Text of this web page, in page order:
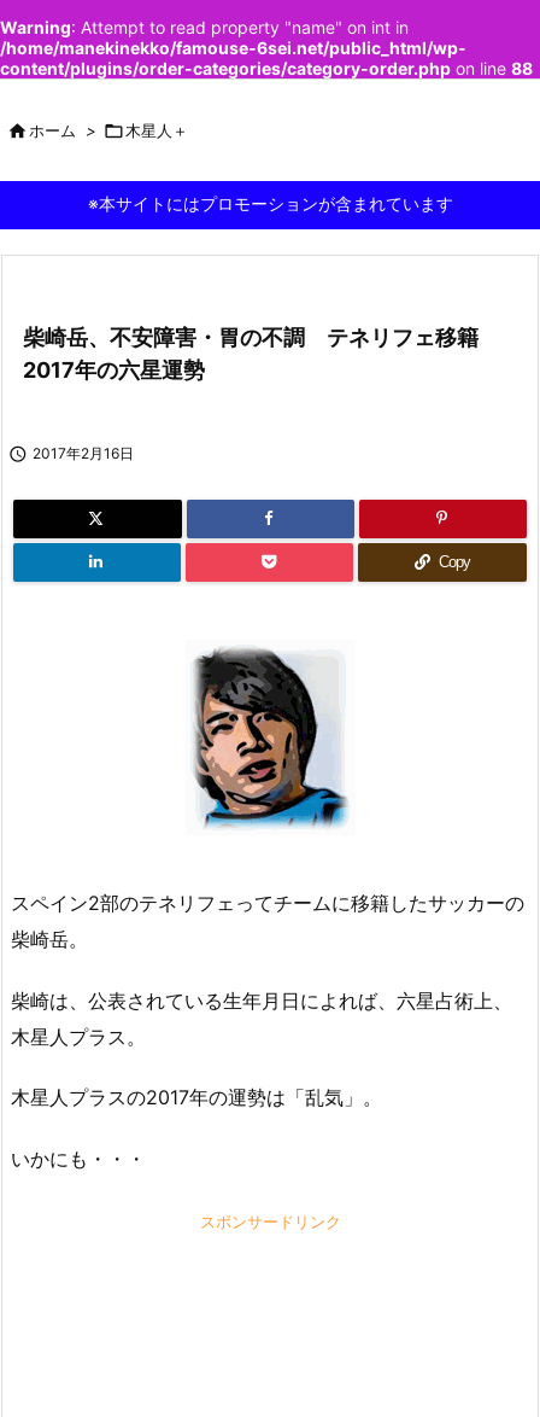
Warning: Attempt to read property "name" on int in
/home/manekinekko/famouse-6sei.net/public_html/wp-
content/plugins/order-categories/category-order.php on line 88
ホーム > 木星人＋
※本サイトにはプロモーションが含まれています
柴崎岳、不安障害・胃の不調 テネリフェ移籍
2017年の六星運勢
 2017年2月16日
Copy
スペイン2部のテネリフェってチームに移籍したサッカーの
柴崎岳。
柴崎は、公表されている生年月日によれば、六星占術上、
木星人プラス。
木星人プラスの2017年の運勢は「乱気」。
いかにも・・・
スポンサードリンク